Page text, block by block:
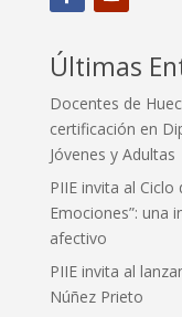
Últimas
Docentes de
certificación en
Jóvenes y Adultas
PIIE invita al
Emociones”: una
afectivo
PIIE invita al
Núñez Prieto